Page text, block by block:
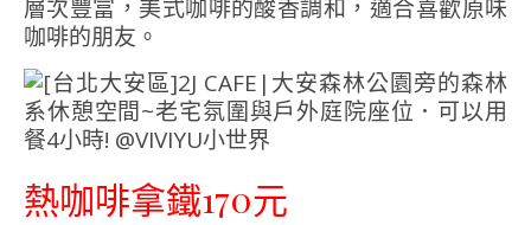
層次豐富，美式咖啡的酸香調和，適合喜歡原味
咖啡的朋友。
熱咖啡拿鐵170元